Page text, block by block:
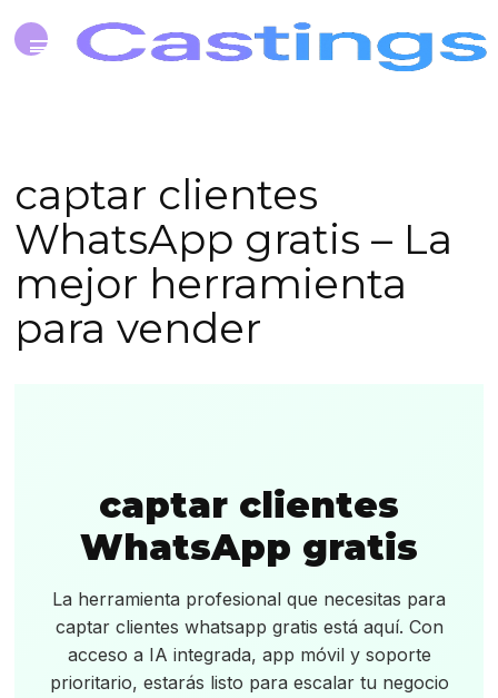
captar clientes
WhatsApp gratis – La
mejor herramienta
para vender
captar clientes
WhatsApp gratis
La herramienta profesional que necesitas para
captar clientes whatsapp gratis está aquí. Con
acceso a IA integrada, app móvil y soporte
prioritario, estarás listo para escalar tu negocio